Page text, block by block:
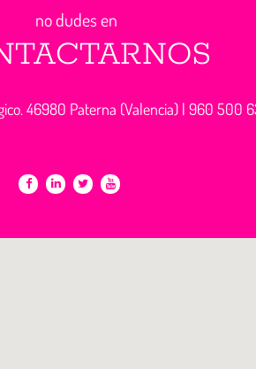
no dudes en
46980 Paterna (Valencia) | 960 500